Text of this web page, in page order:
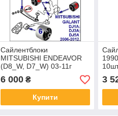
Сайлентблоки
MITSUBISHI ENDEAVOR
(D8_W, D7_W) 03-11г
6 000₴
Купити
3